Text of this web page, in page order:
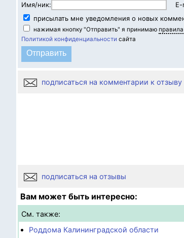
Имя/ник:
E-
присылать мне уведомления о новых
нажимая кнопку "Отправить" я принимаю
Политикой конфиденциальности сайта
подписаться на комментарии к отзыву
подписаться на отзывы
Вам может быть интересно:
См. также:
Роддома Калининградской области